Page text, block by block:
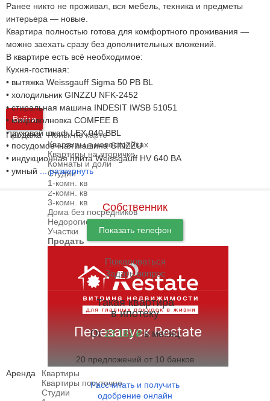
Войти
Продажа
Поиск по карте
Квартиры в новостройках
Квартиры на вторичке
Комнаты и доли
Студии
1-комн. кв
2-комн. кв
3-комн. кв
Дома без посредников
Недорогие дома
Участки
Продать
Аренда
Квартиры
Квартиры посуточно
Студии
Ранее никто не проживал, вся мебель, техника и предметы
интерьера — новые.
Квартира полностью готова для комфортного проживания —
можно заехать сразу без дополнительных вложений.
В квартире есть всё необходимое:
Кухня-гостиная:
• вытяжка Weissgauff Sigma 50 PB BL
• холодильник GINZZU NFK-2452
• стиральная машина INDESIT IWSB 51051
• микроволновка COMFEE B
• духовой шкаф LEX 040 BBL
• посудомоечная машина GINZZU
• индукционная плита Weissgauff HV 640 BA
• умный
...развернуть
Собственник
Показать телефон
Пожаловаться
Задать вопрос
Такая квартира
в ипотеку
От23 181 ₽в месяц
20 предложений от 10 банков
Рассчитать и получить
одобрение онлайн